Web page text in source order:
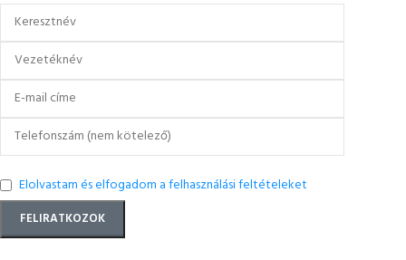
Elolvastam és elfogadom a felhasználási feltételeket